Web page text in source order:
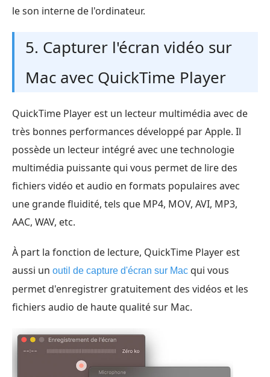
le son interne de l'ordinateur.
5. Capturer l'écran vidéo sur
Mac avec QuickTime Player
QuickTime Player est un lecteur multimédia avec de
très bonnes performances développé par Apple. Il
possède un lecteur intégré avec une technologie
multimédia puissante qui vous permet de lire des
fichiers vidéo et audio en formats populaires avec
une grande fluidité, tels que MP4, MOV, AVI, MP3,
AAC, WAV, etc.
À part la fonction de lecture, QuickTime Player est
aussi un outil de capture d'écran sur Mac qui vous
permet d'enregistrer gratuitement des vidéos et les
fichiers audio de haute qualité sur Mac.